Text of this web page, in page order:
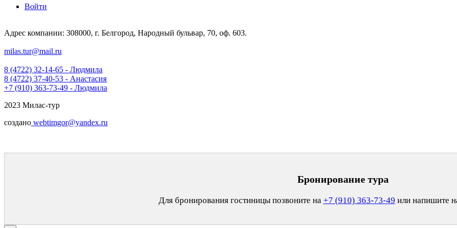
Войти
Адрес компании: 308000, г. Белгород, Народный бульвар, 70, оф. 603.
milas.tur@mail.ru
8 (4722) 32-14-65 - Людмила
8 (4722) 37-40-53 - Анастасия
+7 (910) 363-73-49 - Людмила
2023 Милас-тур
создано webtimgor@yandex.ru
Бронирование тура
Для бронирования гостиницы позвоните на +7 (910) 363-73-49 или напишите